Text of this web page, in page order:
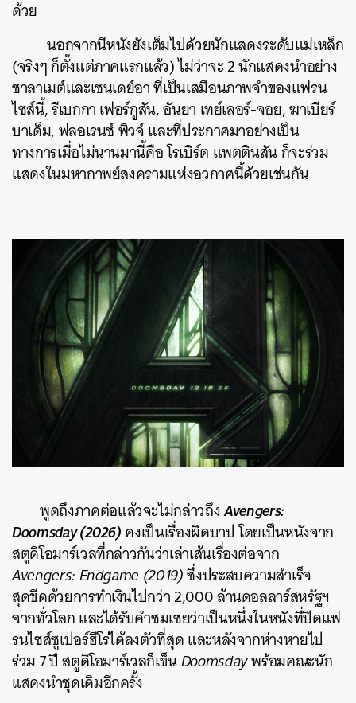
ด้วย
นอกจากนีหนังยังเต็มไปด้วยนักแสดงระดับแม่เหล็ก
(จริงๆ ก็ตั้งแต่ภาคแรกแล้ว) ไม่ว่าจะ 2 นักแสดงนำอย่าง
ชาลาเมต์และเซนเดย์อา ที่เป็นเสมือนภาพจำของแฟรน
ไชส์นี้, รีเบกกา เฟอร์กูสัน, อันยา เทย์เลอร์-จอย,ฆาเบียร์
บาเด็ม, ฟลอเรนซ์ พิวจ์ และที่ประกาศมาอย่างเป็น
ทางการเมื่อไม่นานมานี้คือ โรเบิร์ต แพตตินสัน ก็จะร่วม
แสดงในมหากาพย์สงครามแห่งอวกาศนี้ด้วยเช่นกัน
พูดถึงภาคต่อแล้วจะไม่กล่าวถึงAvengers:
Doomsday (2026)คงเป็นเรื่องผิดบาป โดยเป็นหนังจาก
สตูดิโอมาร์เวลที่กล่าวกันว่าเล่าเส้นเรื่องต่อจาก
Avengers: Endgame (2019)ซึ่งประสบความสำเร็จ
สุดขีดด้วยการทำเงินไปกว่า 2,000 ล้านดอลลาร์สหรัฐฯ
จากทั่วโลก และได้รับคำชมเชยว่าเป็นหนึ่งในหนังที่ปิดแฟ
รนไชส์ซูเปอร์ฮีโร่ได้ลงตัวที่สุด และหลังจากห่างหายไป
ร่วม 7 ปี สตูดิโอมาร์เวลก็เข็นDoomsdayพร้อมคณะนัก
แสดงนำชุดเดิมอีกครั้ง